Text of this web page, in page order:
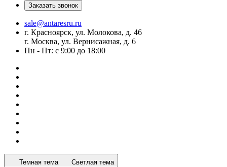
Заказать звонок
sale@antaresru.ru
г. Красноярск, ул. Молокова, д. 46
г. Москва, ул. Вернисажная, д. 6
Пн - Пт: с 9:00 до 18:00
Темная тема Светлая тема